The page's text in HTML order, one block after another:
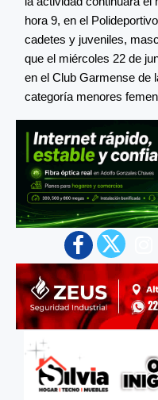
hora 9, en el
cadetes y juveniles,
que el miércoles 22 de
en el Club Garmense de
categoría menores